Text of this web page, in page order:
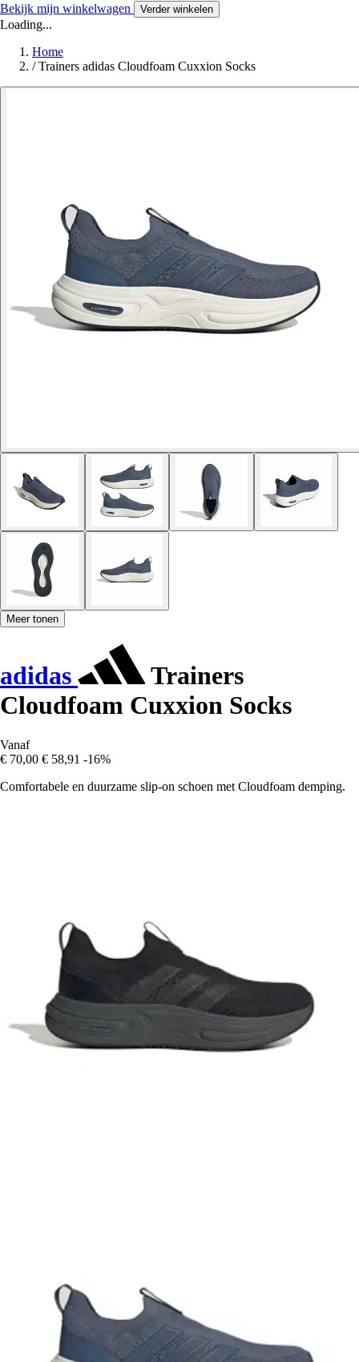
Bekijk mijn winkelwagen Verder winkelen
Loading...
Home
/ Trainers adidas Cloudfoam Cuxxion Socks
Meer tonen
adidas
Trainers
Cloudfoam Cuxxion Socks
Vanaf
€ 70,00 € 58,91 -16%
Comfortabele en duurzame slip-on schoen met Cloudfoam demping.